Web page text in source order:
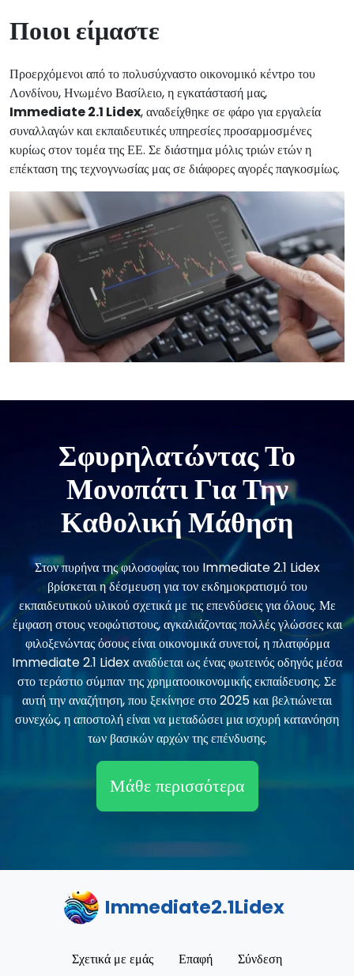
Ποιοι είμαστε
Προερχόμενοι από το πολυσύχναστο οικονομικό κέντρο του
Λονδίνου, Ηνωμένο Βασίλειο, η εγκατάστασή μας,
Immediate 2.1 Lidex, αναδείχθηκε σε φάρο για εργαλεία
συναλλαγών και εκπαιδευτικές υπηρεσίες προσαρμοσμένες
κυρίως στον τομέα της ΕΕ. Σε διάστημα μόλις τριών ετών η
επέκταση της τεχνογνωσίας μας σε διάφορες αγορές παγκοσμίως.
Σφυρηλατώντας Το
Μονοπάτι Για Την
Καθολική Μάθηση
Στον πυρήνα της φιλοσοφίας του Immediate 2.1 Lidex
βρίσκεται η δέσμευση για τον εκδημοκρατισμό του
εκπαιδευτικού υλικού σχετικά με τις επενδύσεις για όλους. Με
έμφαση στους νεοφώτιστους, αγκαλιάζοντας πολλές γλώσσες και
φιλοξενώντας όσους είναι οικονομικά συνετοί, η πλατφόρμα
Immediate 2.1 Lidex αναδύεται ως ένας φωτεινός οδηγός μέσα
στο τεράστιο σύμπαν της χρηματοοικονομικής εκπαίδευσης. Σε
αυτή την αναζήτηση, που ξεκίνησε στο 2025 και βελτιώνεται
συνεχώς, η αποστολή είναι να μεταδώσει μια ισχυρή κατανόηση
των βασικών αρχών της επένδυσης.
Μάθε περισσότερα
Immediate2.1Lidex
Σχετικά με εμάς Επαφή Σύνδεση